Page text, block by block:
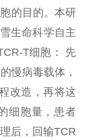
的目的。本研
生命科学自主
T细胞： 先
慢病毒载体，
改造，再将这
细胞量，患者
后，回输TCR